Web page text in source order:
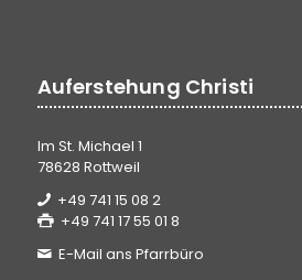
Auferstehung Christi
Im St. Michael 1
78628 Rottweil
+49 741 15 08 2
+49 741 17 55 01 8
E-Mail ans Pfarrbüro